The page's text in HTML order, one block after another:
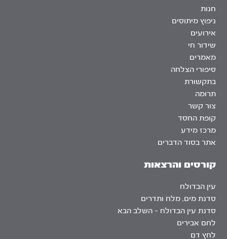
חנות
ניפוץ מיתוסים
אירועים
שידור חי
מאמרים
סיפורי הצלחה
בתקשורת
תרומה
צור קשר
קופת החסד
מרכז מידע
אתר בסוד הדברים
קורסים והרצאות
עין הבדולח
סדנת מים, מלח ותדרים
סדנת עין הבדולח – השלב הבא
לחם אבירים
לחץ דם